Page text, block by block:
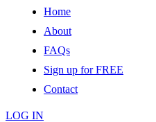
Home
About
FAQs
Sign up for FREE
Contact
LOG IN